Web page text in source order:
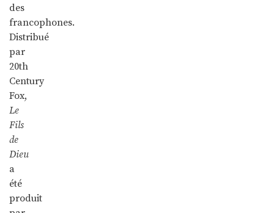
des
francophones.
Distribué
par
20th
Century
Fox,
Le
Fils
de
Dieu
a
été
produit